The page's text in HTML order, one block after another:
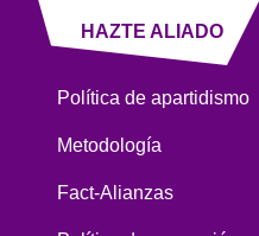
HAZTE ALIADO
Política de apartidismo
Metodología
Fact-Alianzas